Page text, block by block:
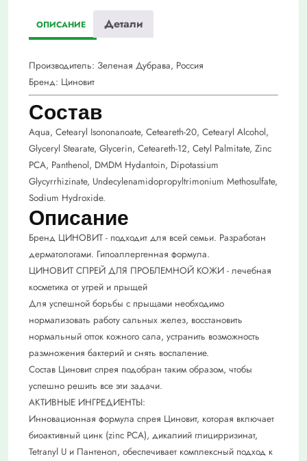
ОПИСАНИЕ Детали
Производитель: Зеленая Дубрава, Россия
Бренд: Циновит
Состав
Aqua, Cetearyl Isononanoate, Ceteareth-20, Cetearyl Alcohol,
Glyceryl Stearate, Glycerin, Ceteareth-12, Cetyl Palmitate, Zinc
PCA, Panthenol, DMDM Hydantoin, Dipotassium
Glycyrrhizinate, Undecylenamidopropyltrimonium Methosulfate,
Sodium Hydroxide.
Описание
Бренд ЦИНОВИТ - подходит для всей семьи. Разработан
дерматологами. Гипоаллергенная формула.
ЦИНОВИТ СПРЕЙ ДЛЯ ПРОБЛЕМНОЙ КОЖИ - лечебная
косметика от угрей и прыщей
Для успешной борьбы с прыщами необходимо
нормализовать работу сальных желез, восстановить
нормальный отток кожного сала, устранить возможность
размножения бактерий и снять воспаление.
Состав Циновит спрея подобран таким образом, чтобы
успешно решить все эти задачи.
АКТИВНЫЕ ИНГРЕДИЕНТЫ:
Инновационная формула спрея Циновит, которая включает
биоактивный цинк (zinc PCA), дикалиий глицирризинат,
Tetranyl U и Пантенол, обеспечивает комплексный подход к